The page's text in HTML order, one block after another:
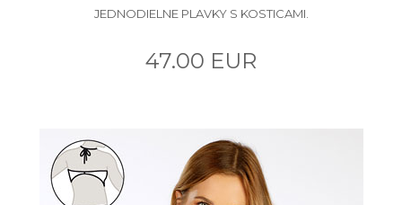
JEDNODIELNE PLAVKY S KOSTICAMI.
47.00 EUR